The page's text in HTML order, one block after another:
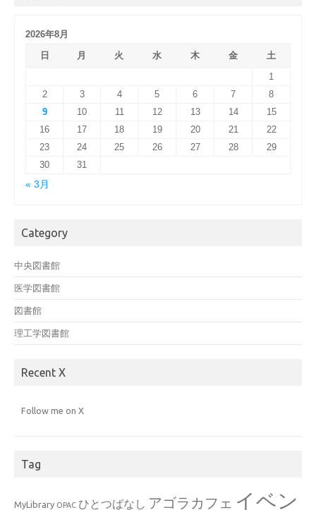
2026年8月
日
月 火 水 木 金
土
1
2
3 4 5 6 7
8
9
10 11 12 13 14
15
16
17 18 19 20 21
22
23
24 25 26 27 28
29
30
31
« 3月
Category
中央図書館
医学図書館
図書館
理工学図書館
Recent X
Follow me on X
Tag
MyLibrary OPAC ひとつばなし アゴラカフェ イベン